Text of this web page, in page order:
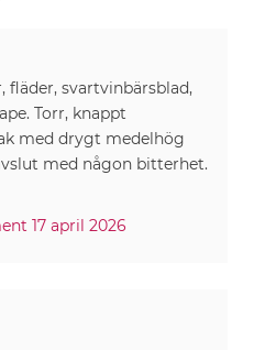
fläder, svartvinbärsblad,
Torr, knappt
med drygt medelhög
med någon bitterhet.
17 april 2026